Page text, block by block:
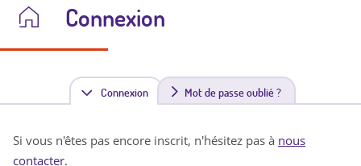
Connexion
Connexion(
n
Mot de passe oublié ?
Si vous n'êtes pas encore inscrit, n'hésitez pas à nous
contacter.